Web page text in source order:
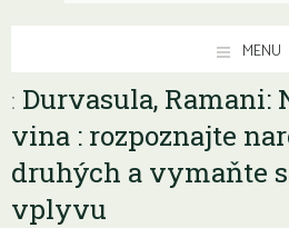
MENU
: Durvasula, Ramani:
vina : rozpoznajte
druhých a vymaňte
vplyvu